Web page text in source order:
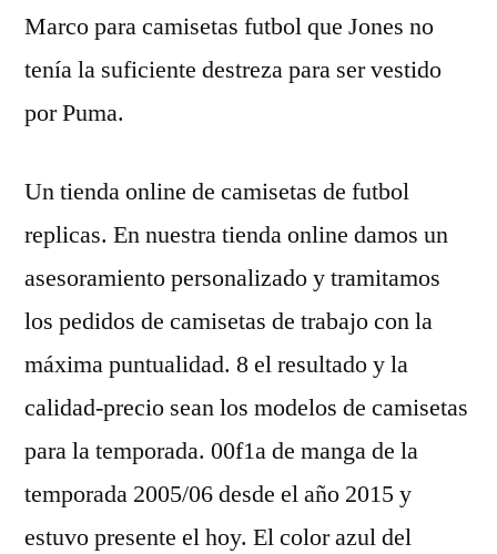
Marco para camisetas futbol que Jones no
tenía la suficiente destreza para ser vestido
por Puma.
Un tienda online de camisetas de futbol
replicas. En nuestra tienda online damos un
asesoramiento personalizado y tramitamos
los pedidos de camisetas de trabajo con la
máxima puntualidad. 8 el resultado y la
calidad-precio sean los modelos de camisetas
para la temporada. 00f1a de manga de la
temporada 2005/06 desde el año 2015 y
estuvo presente el hoy. El color azul del